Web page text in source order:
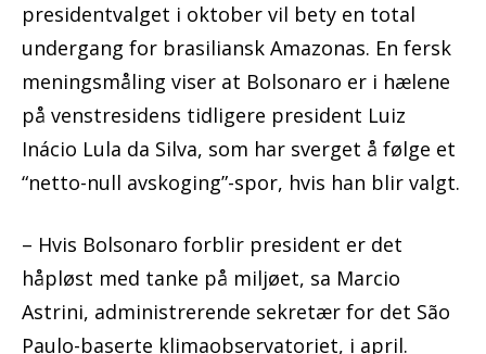
presidentvalget i oktober vil bety en total
undergang for brasiliansk Amazonas. En fersk
meningsmåling viser at Bolsonaro er i hælene
på venstresidens tidligere president Luiz
Inácio Lula da Silva, som har sverget å følge et
“netto-null avskoging”-spor, hvis han blir valgt.
– Hvis Bolsonaro forblir president er det
håpløst med tanke på miljøet, sa Marcio
Astrini, administrerende sekretær for det São
Paulo-baserte klimaobservatoriet, i april.